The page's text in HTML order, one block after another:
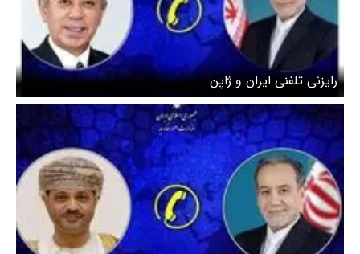
رایزنی تلفنی ایران و ژاپن